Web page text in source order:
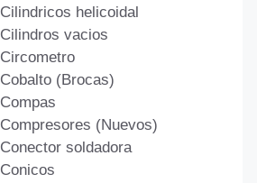
Cilindricos helicoidal
Cilindros vacios
Circometro
Cobalto (Brocas)
Compas
Compresores (Nuevos)
Conector soldadora
Conicos